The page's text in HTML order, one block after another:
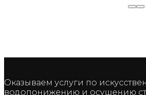
Оказываем услуги по
водопонижению и осушению